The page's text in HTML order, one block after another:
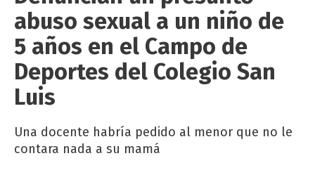
abuso sexual a un niño de
5 años en el Campo de
Deportes del Colegio San
Luis
Una docente habría pedido al menor que no le
contara nada a su mamá